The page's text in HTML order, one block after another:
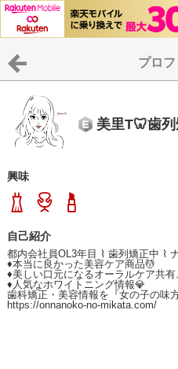
プロ
美里T🦷歯
興味
自己紹介
都内会社員OL3年目 ⌇ 歯列矯正中 ⌇
♦本当に良かった美容ケア商品💆
♦美しい口元になるオーラルケア共有
♦人気なホワイトニング情報💎
歯科矯正・美容情報を『女の子の
https://onnanoko-no-mikata.com/